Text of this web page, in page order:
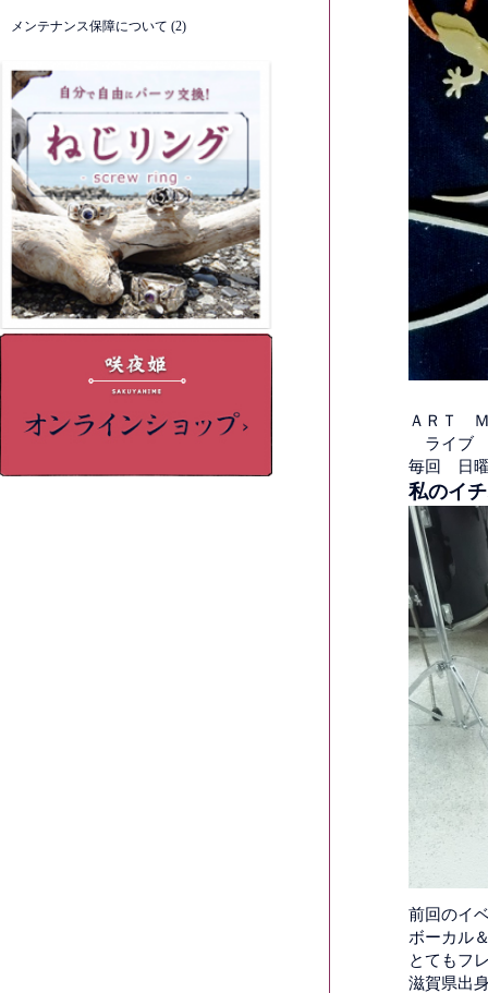
ＡＲＴ
ライブ
毎回 日曜
私のイ
前回のイ
ボーカル
とてもフ
滋賀県出
メンテナンス保障について (2)